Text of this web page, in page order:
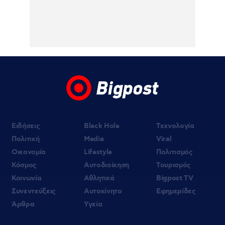
δημοσιεύματα που αφορούν την
προσωπική του ζωή – Προειδοποιεί με
μηνύσεις
Ειδήσεις
Πολιτική
Οικονομία
Κόσμος
Κοινωνία
Συνεντεύξεις
Άρθρα
Black Hole
Media
Lifestyle
Αυτοδιοίκηση
Αθλητικά
Αυτοκίνητο
Υγεία
Τεχνολογία
Viral
Πολιτισμός
Τουρισμός
Bigpost TV
Εφημερίδες